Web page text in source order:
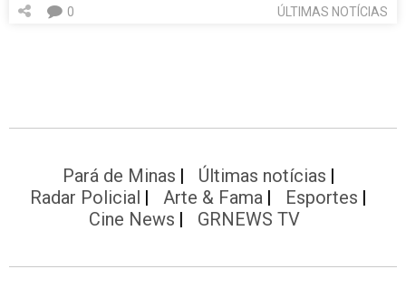
ÚLTIMAS NOTÍCIAS
0
Pará de Minas
Últimas notícias
Radar Policial
Arte & Fama
Esportes
Cine News
GRNEWS TV